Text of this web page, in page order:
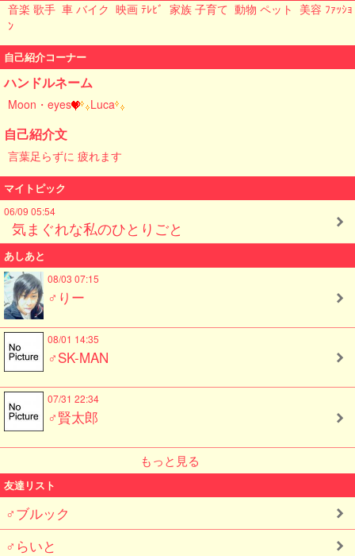
音楽 歌手 車 バイク 映画 ﾃﾚﾋﾞ 家族 子育て 動物 ペット 美容 ﾌｧｯｼｮ
ﾝ
自己紹介コーナー
ハンドルネーム
Moon・eyes Luca
自己紹介文
言葉足らずに 疲れます
マイトピック
06/09 05:54
気まぐれな私のひとりごと
あしあと
08/03 07:15
♂りー
08/01 14:35
♂SK-MAN
07/31 22:34
♂賢太郎
もっと見る
友達リスト
♂ブルック
♂らいと